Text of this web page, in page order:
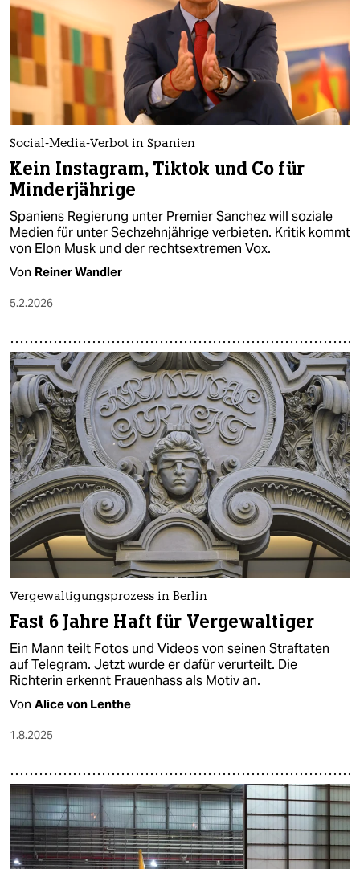
Social-Media-Verbot in Spanien
Kein Instagram, Tiktok und Co für
Minderjährige
Spaniens Regierung unter Premier Sanchez will soziale
Medien für unter Sechzehnjährige verbieten. Kritik kommt
von Elon Musk und der rechtsextremen Vox.
Von Reiner Wandler
5.2.2026
Vergewaltigungsprozess in Berlin
Fast 6 Jahre Haft für Vergewaltiger
Ein Mann teilt Fotos und Videos von seinen Straftaten
auf Telegram. Jetzt wurde er dafür verurteilt. Die
Richterin erkennt Frauenhass als Motiv an.
Von Alice von Lenthe
1.8.2025